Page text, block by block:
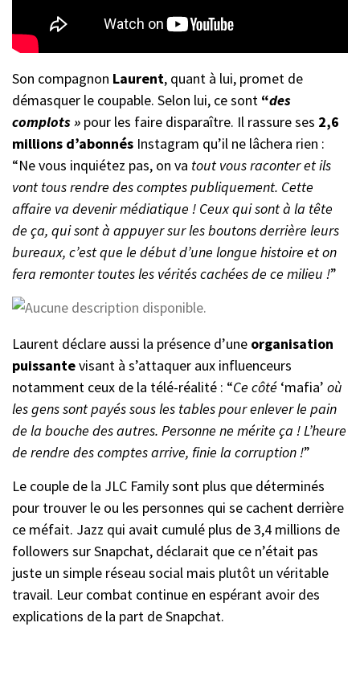
Son compagnon Laurent, quant à lui, promet de
démasquer le coupable. Selon lui, ce sont “des
complots » pour les faire disparaître. Il rassure ses 2,6
millions d’abonnés Instagram qu’il ne lâchera rien :
“Ne vous inquiétez pas, on va tout vous raconter et ils
vont tous rendre des comptes publiquement. Cette
affaire va devenir médiatique ! Ceux qui sont à la tête
de ça, qui sont à appuyer sur les boutons derrière leurs
bureaux, c’est que le début d’une longue histoire et on
fera remonter toutes les vérités cachées de ce milieu !”
Laurent déclare aussi la présence d’une organisation
puissantevisant à s’attaquer aux influenceurs
notamment ceux de la télé-réalité : “Ce côté ‘mafia’ où
les gens sont payés sous les tables pour enlever le pain
de la bouche des autres. Personne ne mérite ça ! L’heure
de rendre des comptes arrive, finie la corruption !”
Le couple de la JLC Family sont plus que déterminés
pour trouver le ou les personnes qui se cachent derrière
ce méfait. Jazz qui avait cumulé plus de 3,4 millions de
followers sur Snapchat, déclarait que ce n’était pas
juste un simple réseau social mais plutôt un véritable
travail. Leur combat continue en espérant avoir des
explications de la part de Snapchat.